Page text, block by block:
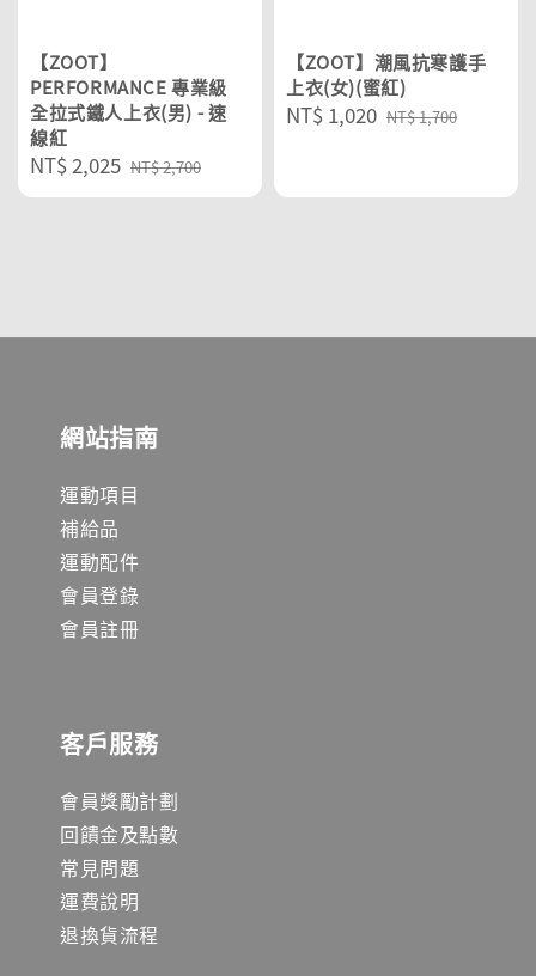
【ZOOT】
PERFORMANCE 專業級
全拉式鐵人上衣(男) - 速
線紅
Sale
price
NT$ 2,025 Regular
price
NT$ 2,700
【ZOOT】潮風抗寒護手
上衣(女)(蜜紅)
Sale
NT$ 1,020 Regular
NT$ 1,700
網站指南
運動項目
補給品
運動配件
會員登錄
會員註冊
客戶服務
會員獎勵計劃
回饋金及點數
常見問題
運費說明
退換貨流程